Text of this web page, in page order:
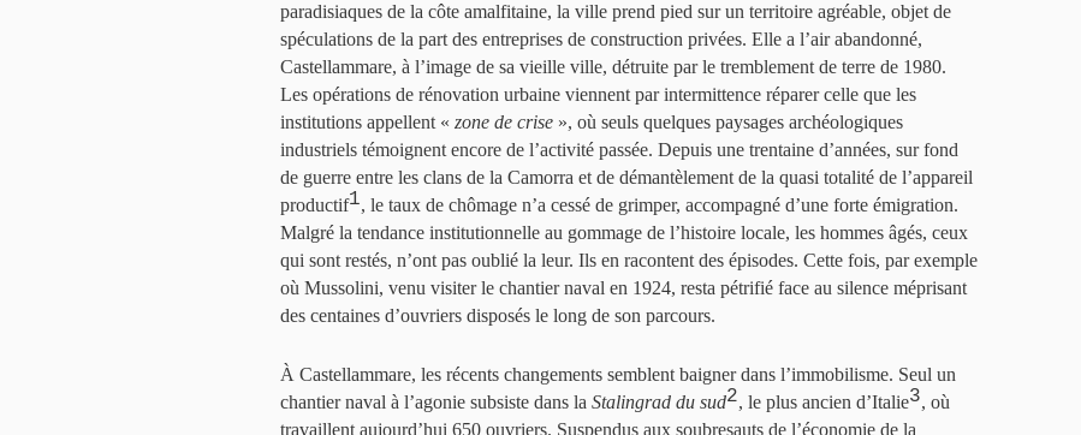
paradisiaques de la côte amalfitaine, la ville prend pied sur un territoire agréable, objet de
spéculations de la part des entreprises de construction privées. Elle a l’air abandonné,
Castellammare, à l’image de sa vieille ville, détruite par le tremblement de terre de 1980.
Les opérations de rénovation urbaine viennent par intermittence réparer celle que les
institutions appellent « zone de crise », où seuls quelques paysages archéologiques
industriels témoignent encore de l’activité passée. Depuis une trentaine d’années, sur fond
de guerre entre les clans de la Camorra et de démantèlement de la quasi totalité de l’appareil
productif1, le taux de chômage n’a cessé de grimper, accompagné d’une forte émigration.
Malgré la tendance institutionnelle au gommage de l’histoire locale, les hommes âgés, ceux
qui sont restés, n’ont pas oublié la leur. Ils en racontent des épisodes. Cette fois, par exemple
où Mussolini, venu visiter le chantier naval en 1924, resta pétrifié face au silence méprisant
des centaines d’ouvriers disposés le long de son parcours.
À Castellammare, les récents changements semblent baigner dans l’immobilisme. Seul un
chantier naval à l’agonie subsiste dans la Stalingrad du sud2, le plus ancien d’Italie3, où
travaillent aujourd’hui 650 ouvriers. Suspendus aux soubresauts de l’économie de la